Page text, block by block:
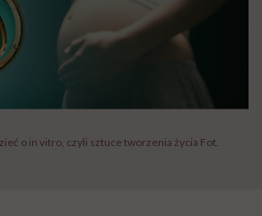
o in vitro, czyli sztuce tworzenia życia Fot.